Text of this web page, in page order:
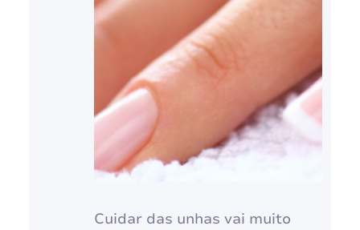
Cuidar das unhas vai muito